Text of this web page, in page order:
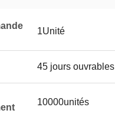
1Unité
45 jours ouvrables
10000unités